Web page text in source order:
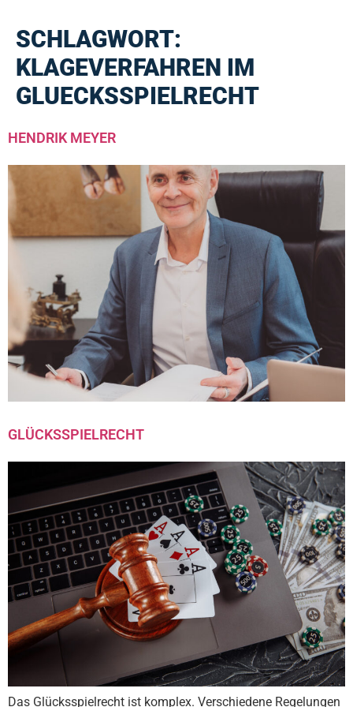
SCHLAGWORT:
KLAGEVERFAHREN IM
GLUECKSSPIELRECHT
HENDRIK MEYER
GLÜCKSSPIELRECHT
Das Glücksspielrecht ist komplex. Verschiedene Regelungen